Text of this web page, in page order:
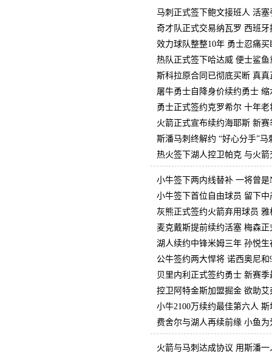
马刺正式签下鲍文接班人 活
奇才队正式交易纳瓦罗 西班
效力球队整整10年 勇士忍痛
热队正式签下哈达威 便士鲨
斯科拉原合同已彻底买断 真
屠牛勇士自降身价续约勇士 缩
勇士正式签约克罗希尔 十年老
火箭正式宣布续约海耶斯 新
斯潘马刺终解约 “好心分手”马
热火签下湖人控卫帕克 与火
小牛签下两内线替补 一将曾
小牛签下首位自由球员 留下
灰熊正式签约火箭弃用球员
麦克戴斯提前续约活塞 梅森
湖人续约中锋米姆三年 孙悦
公牛签约两大悍将 诺西奥尼
贝里内利正式签约勇士 新赛
控卫阿特金斯加盟掘金 欲助
小牛2100万续约最佳第六人
费舍尔与湖人再续前缘 小鱼
火箭与马刺达成协议 用斯潘